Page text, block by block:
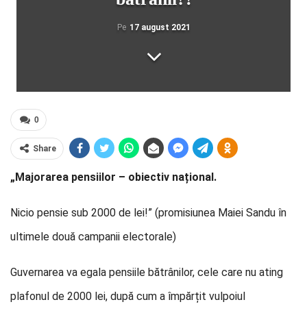
Pe 17 august 2021
0
Share
„Majorarea pensiilor – obiectiv național.
Nicio pensie sub 2000 de lei!” (promisiunea Maiei Sandu în
ultimele două campanii electorale)
Guvernarea va egala pensiile bătrânilor, cele care nu ating
plafonul de 2000 lei, după cum a împărțit vulpoiul